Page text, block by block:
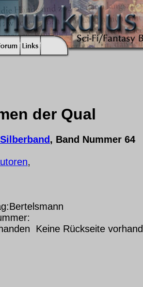
der Qual
, Band Nummer 64
,
Keine Rückseite